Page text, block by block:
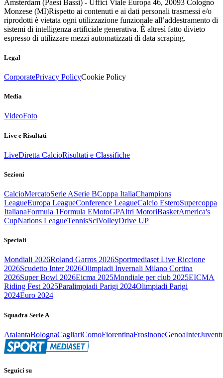
Amsterdam (Paesi Bassi) - Uffici Viale Europa 46, 20093 Cologno
Monzese (MI)Rispetto ai contenuti e ai dati personali trasmessi e/o
riprodotti è vietata ogni utilizzazione funzionale all’addestramento di
sistemi di intelligenza artificiale generativa. È altresì fatto divieto
espresso di utilizzare mezzi automatizzati di data scraping.
Legal
CorporatePrivacy PolicyCookie Policy
Media
VideoFoto
Live e Risultati
LiveDiretta CalcioRisultati e Classifiche
Sezioni
CalcioMercatoSerie ASerie BCoppa ItaliaChampions
LeagueEuropa LeagueConference LeagueCalcio EsteroSupercoppa
ItalianaFormula 1Formula EMotoGPAltri MotoriBasketAmerica's
CupNations LeagueTennisSciVolleyDrive UP
Speciali
Mondiali 2026Roland Garros 2026Sportmediaset Live Riccione
2026Scudetto Inter 2026Olimpiadi Invernali Milano Cortina
2026Super Bowl 2026Eicma 2025Mondiale per club 2025EICMA
Riding Fest 2025Paralimpiadi Parigi 2024Olimpiadi Parigi
2024Euro 2024
Squadra Serie A
AtalantaBolognaCagliariComoFiorentinaFrosinoneGenoaInter
Seguici su